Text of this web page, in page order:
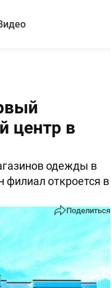
центр в
одежды в
филиал откроется в
Поделиться